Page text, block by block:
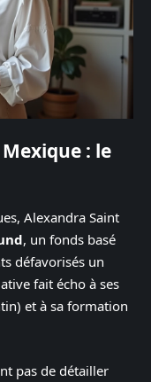
: le
Alexandra Saint
, un fonds basé
défavorisés un
fait écho à ses
et à sa formation
pas de détailler